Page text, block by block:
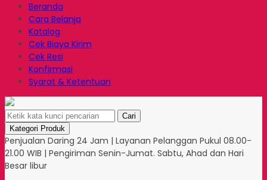
Beranda
Cara Belanja
Katalog
Cek Biaya Kirim
Cek Resi
Konfirmasi
Syarat & Ketentuan
Cari
Kategori Produk
Penjualan Daring 24 Jam | Layanan Pelanggan Pukul 08.00-
21.00 WIB | Pengiriman Senin-Jumat. Sabtu, Ahad dan Hari
Besar libur